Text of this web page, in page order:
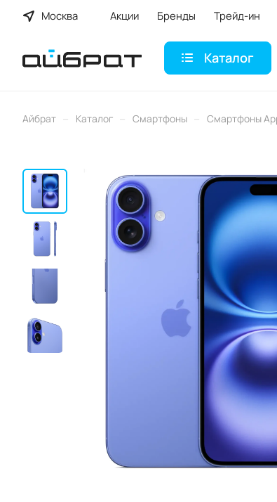
Москва Акции Бренды Трейд-ин
Каталог
Айбрат – Каталог – Смартфоны – Смартфоны